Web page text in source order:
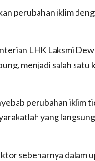
perubahan iklim
LHK Laksmi
menjadi salah satu
perubahan iklim
yang
sebenarnya dalam